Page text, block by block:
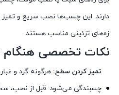
دارند. این چسب‌ها نصب سریع و تمیز
زه‌های تزئینی مناسب هستند.
نکات تخصصی
تمیز کردن سطح: هرگونه گرد و
چسبندگی می‌شود. قبل از نصب،